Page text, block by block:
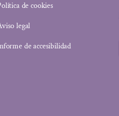
de cookies
legal
de accesibilidad